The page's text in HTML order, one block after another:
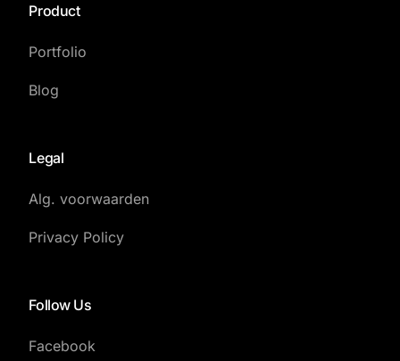
Product
Portfolio
Blog
Legal
Alg. voorwaarden
Privacy Policy
Follow Us
Facebook